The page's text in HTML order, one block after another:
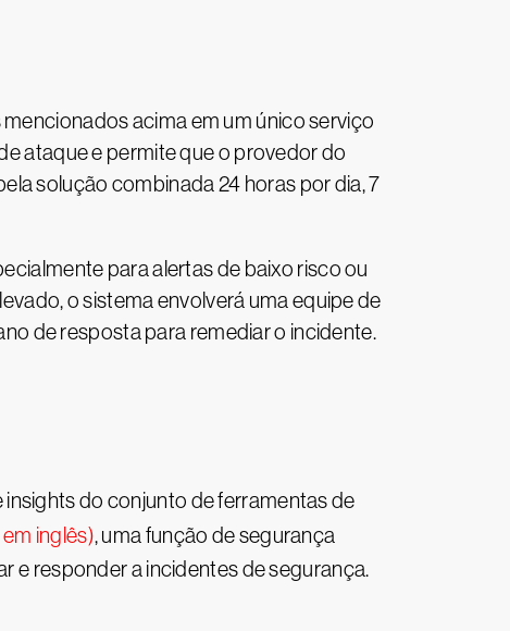
acima em um único serviço
ataque e permite que o provedor do
solução combinada 24 horas por dia, 7
para alertas de baixo risco ou
o sistema envolverá uma equipe de
de resposta para remediar o incidente.
do conjunto de ferramentas de
inglês), uma função de segurança
e responder a incidentes de segurança.